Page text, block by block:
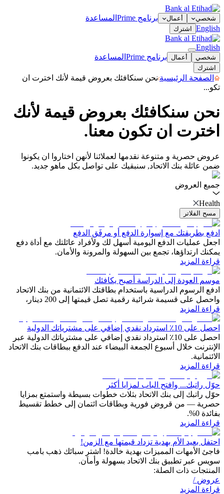
شخصي أعمال برنامج Prime
المساعدة
English
اشترك
English
شخصي أعمال برنامج Prime المساعدة
اشترك
الصفحة الرئيسية نحن سنكافئك بعروض قيمة لأنك اخترت ان
تكو...
نحن سنكافئك بعروض قيمة لأنك
اخترت ان تكون معنا.
عروض حصرية و متنوعة نقدمها لعملائنا لأنهن اختاروا ان يكونوا
ضمن عائلة بنك الاتحاد, سنبقيك على تواصل بكل ماهو جديد.
جميع العروض
Health
مسح الفلاتر
ادفع بطريقتك مع إسوارة الدفع أو مرفَق الدفع
اجعل عمليات الدفع اليومية أسهل لك ولأفراد عائلتك مع أداة دفع
يمكنك ارتداؤها، تجمع بين السهولة والمرونة والأمان.
قراءة المزيد
موسم العودة إلى الدراسة أصبح يكافئك
ادفع الرسوم الدراسية باستخدام بطاقتك الائتمانية من بنك الاتحاد
واحصل على قسيمة شرائية رقمية تصل قيمتها إلى 200 دينار،
قراءة المزيد
احصل على 10٪ استرداد نقدي إضافي على مشترياتك الدولية
احصل على 10٪ استرداد نقدي إضافي على مشترياتك الدولية عبر
الإنترنت خلال أسبوع الجمعة البيضاء عند الدفع ببطاقات بنك الاتحاد
الائتمانية.
قراءة المزيد
حوّل راتبك... وافتح الباب لمزايا أكثر
حوّل راتبك إلى بنك الاتحاد بثلاث خطوات بسيطة واستمتع بمزايا
حصرية — من قروض فورية وبطاقات ائتمان إلى خطط تقسيط
بفائدة 0%.
قراءة المزيد
احتفل بعيد الأم بهدية تزداد قيمتها مع الزمن!
فاجئ الأمهات المميزات بهدية خالدة! اشترِ سبائك ذهب بامب
سويس عبر تطبيق بنك الاتحاد بسهولة وأمان.
المنتجات ذات الصلة:
عروض /
قراءة المزيد